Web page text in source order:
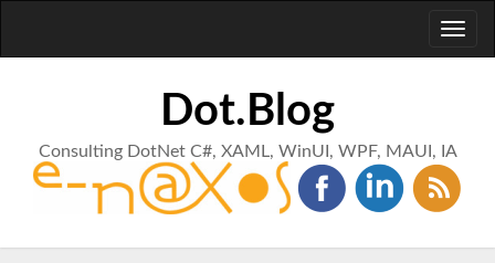
Dot.Blog
Consulting DotNet C#, XAML, WinUI, WPF, MAUI, IA